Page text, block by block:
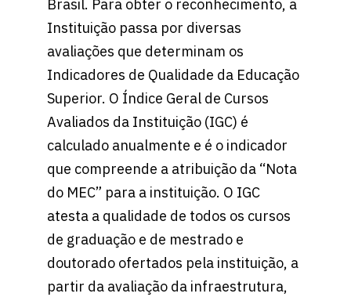
Brasil. Para obter o reconhecimento, a
Instituição passa por diversas
avaliações que determinam os
Indicadores de Qualidade da Educação
Superior. O Índice Geral de Cursos
Avaliados da Instituição (IGC) é
calculado anualmente e é o indicador
que compreende a atribuição da “Nota
do MEC” para a instituição. O IGC
atesta a qualidade de todos os cursos
de graduação e de mestrado e
doutorado ofertados pela instituição, a
partir da avaliação da infraestrutura,